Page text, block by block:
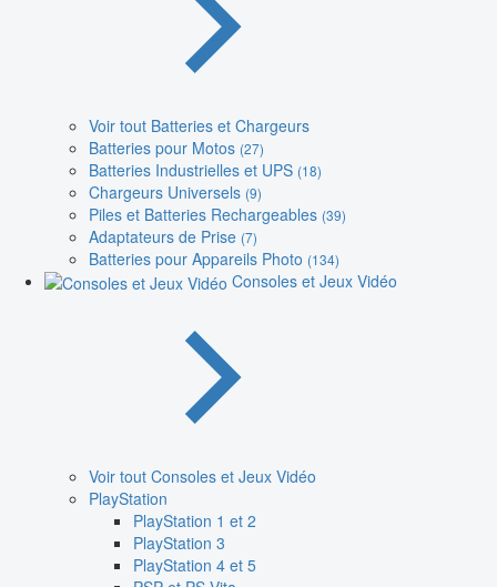
Voir tout Batteries et Chargeurs
Batteries pour Motos (27)
Batteries Industrielles et UPS (18)
Chargeurs Universels (9)
Piles et Batteries Rechargeables (39)
Adaptateurs de Prise (7)
Batteries pour Appareils Photo (134)
Consoles et Jeux Vidéo
Voir tout Consoles et Jeux Vidéo
PlayStation
PlayStation 1 et 2
PlayStation 3
PlayStation 4 et 5